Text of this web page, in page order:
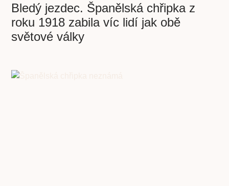
Bledý jezdec. Španělská chřipka z
roku 1918 zabila víc lidí jak obě
světové války